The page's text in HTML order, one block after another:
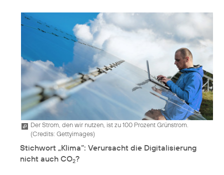
Der Strom, den wir nutzen, ist zu 100 Prozent Grünstrom.
(Credits: Gettyimages)
Stichwort „Klima“: Verursacht die Digitalisierung
nicht auch CO2?